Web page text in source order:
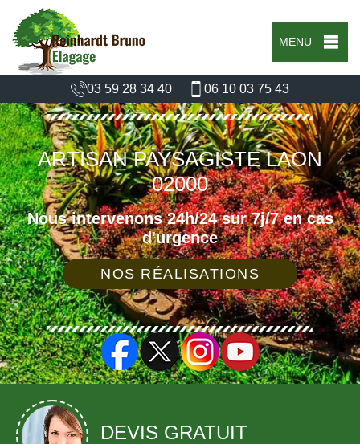
MENU
03 59 28 34 40 06 10 03 75 43
ARTISAN PAYSAGISTE LAON
02000
Nous intervenons 24h/24 sur 7j/7 en cas
d'urgence
NOS RÉALISATIONS
DEVIS GRATUIT